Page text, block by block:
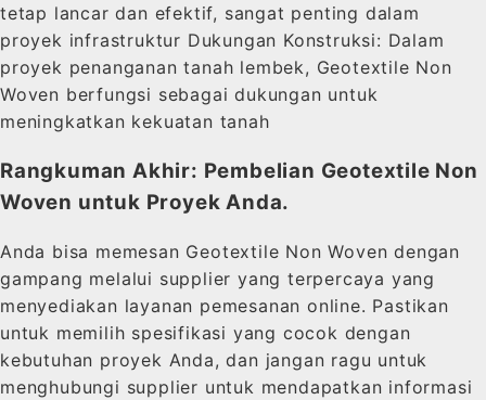
tetap lancar dan efektif, sangat penting dalam
proyek infrastruktur Dukungan Konstruksi: Dalam
proyek penanganan tanah lembek, Geotextile Non
Woven berfungsi sebagai dukungan untuk
meningkatkan kekuatan tanah
Rangkuman Akhir: Pembelian Geotextile Non
Woven untuk Proyek Anda.
Anda bisa memesan Geotextile Non Woven dengan
gampang melalui supplier yang terpercaya yang
menyediakan layanan pemesanan online. Pastikan
untuk memilih spesifikasi yang cocok dengan
kebutuhan proyek Anda, dan jangan ragu untuk
menghubungi supplier untuk mendapatkan informasi